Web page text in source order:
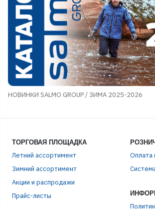
НОВИНКИ SALMO GROUP / ЗИМА 2025-2026
ТОРГОВАЯ ПЛОЩАДКА
Летний ассортимент
Зимний ассортимент
Акции и распродажи
Прайс-листы
Оплата